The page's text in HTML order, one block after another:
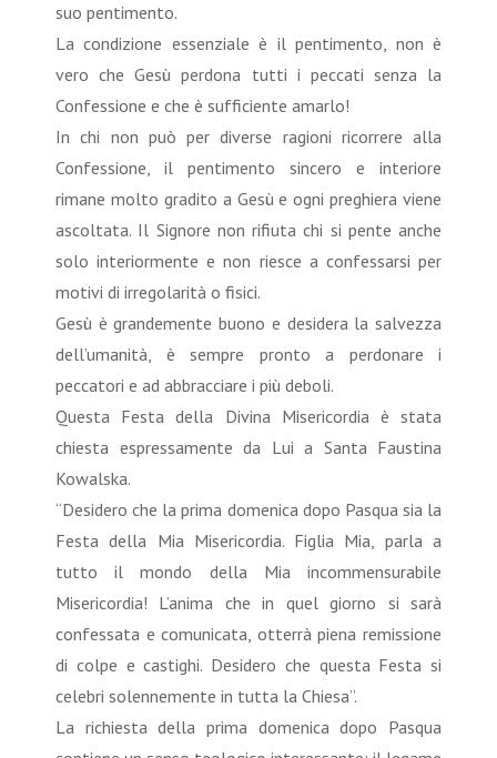
suo pentimento.
La condizione essenziale è il pentimento, non è
vero che Gesù perdona tutti i peccati senza la
Confessione e che è sufficiente amarlo!
In chi non può per diverse ragioni ricorrere alla
Confessione, il pentimento sincero e interiore
rimane molto gradito a Gesù e ogni preghiera viene
ascoltata. Il Signore non rifiuta chi si pente anche
solo interiormente e non riesce a confessarsi per
motivi di irregolarità o fisici.
Gesù è grandemente buono e desidera la salvezza
dell’umanità, è sempre pronto a perdonare i
peccatori e ad abbracciare i più deboli.
Questa Festa della Divina Misericordia è stata
chiesta espressamente da Lui a Santa Faustina
Kowalska.
“Desidero che la prima domenica dopo Pasqua sia la
Festa della Mia Misericordia. Figlia Mia, parla a
tutto il mondo della Mia incommensurabile
Misericordia! L’anima che in quel giorno si sarà
confessata e comunicata, otterrà piena remissione
di colpe e castighi. Desidero che questa Festa si
celebri solennemente in tutta la Chiesa”.
La richiesta della prima domenica dopo Pasqua